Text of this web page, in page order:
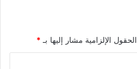
الحقول الإلزامية مشار إليها بـ*